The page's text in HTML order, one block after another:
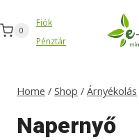
to
content
0
Fiók
Pénztár
Home / Shop / Árnyékolás
Napernyő